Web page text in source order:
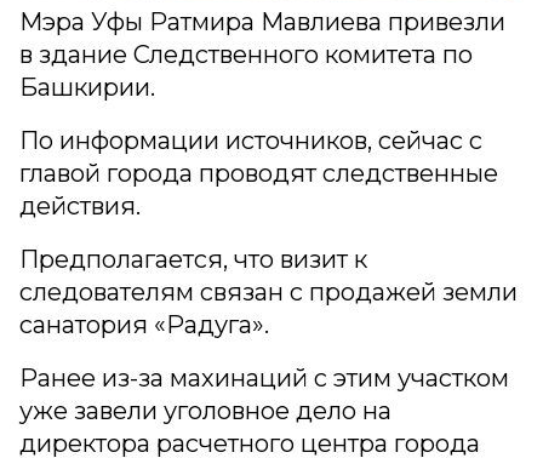
Мэра Уфы Ратмира Мавлиева привезли
в здание Следственного комитета по
Башкирии.
По информации источников, сейчас с
главой города проводят следственные
действия.
Предполагается, что визит к
следователям связан с продажей земли
санатория «Радуга».
Ранее из-за махинаций с этим участком
уже завели уголовное дело на
директора расчетного центра города